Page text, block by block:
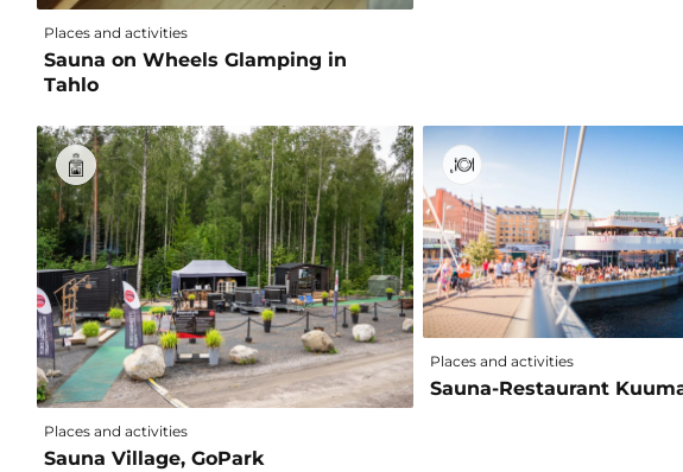
Places and activities
Sauna on Wheels Glamping in
Tahlo
Places and activities
Sauna Village, GoPark
Places and activities
Sauna-Restaurant